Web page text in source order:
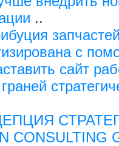
..
с
сайт
CONSULTING